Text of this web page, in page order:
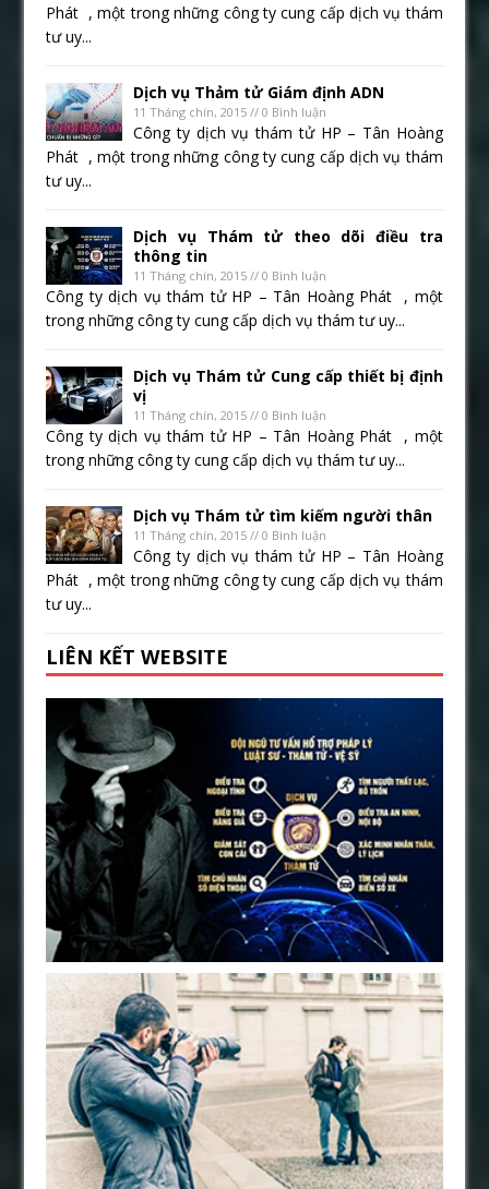
Phát , một trong những công ty cung cấp dịch vụ thám
tư uy...
Dịch vụ Thảm tử Giám định ADN
11 Tháng chín, 2015 // 0 Bình luận
Công ty dịch vụ thám tử HP – Tân Hoàng
Phát , một trong những công ty cung cấp dịch vụ thám
tư uy...
Dịch vụ Thám tử theo dõi điều tra
thông tin
11 Tháng chín, 2015 // 0 Bình luận
Công ty dịch vụ thám tử HP – Tân Hoàng Phát , một
trong những công ty cung cấp dịch vụ thám tư uy...
Dịch vụ Thám tử Cung cấp thiết bị định
vị
11 Tháng chín, 2015 // 0 Bình luận
Công ty dịch vụ thám tử HP – Tân Hoàng Phát , một
trong những công ty cung cấp dịch vụ thám tư uy...
Dịch vụ Thám tử tìm kiếm người thân
11 Tháng chín, 2015 // 0 Bình luận
Công ty dịch vụ thám tử HP – Tân Hoàng
Phát , một trong những công ty cung cấp dịch vụ thám
tư uy...
LIÊN KẾT WEBSITE